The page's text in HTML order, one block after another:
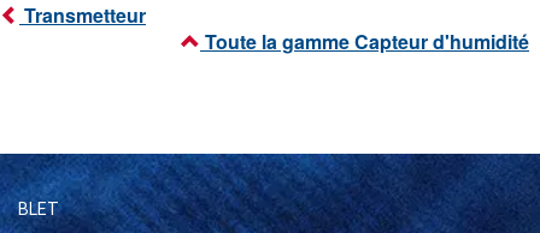
Transmetteur
Toute la gamme Capteur d'humidité
BLET